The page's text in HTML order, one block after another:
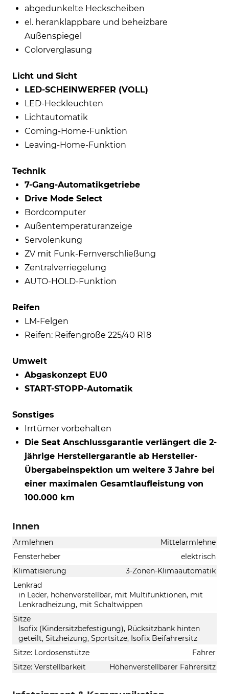
abgedunkelte Heckscheiben
el. heranklappbare und beheizbare
Außenspiegel
Colorverglasung
Licht und Sicht
LED-SCHEINWERFER (VOLL)
LED-Heckleuchten
Lichtautomatik
Coming-Home-Funktion
Leaving-Home-Funktion
Technik
7-Gang-Automatikgetriebe
Drive Mode Select
Bordcomputer
Außentemperaturanzeige
Servolenkung
ZV mit Funk-Fernverschließung
Zentralverriegelung
AUTO-HOLD-Funktion
Reifen
LM-Felgen
Reifen: Reifengröße 225/40 R18
Umwelt
Abgaskonzept EU0
START-STOPP-Automatik
Sonstiges
Irrtümer vorbehalten
Die Seat Anschlussgarantie verlängert die 2-
jährige Herstellergarantie ab Hersteller-
Übergabeinspektion um weitere 3 Jahre bei
einer maximalen Gesamtlaufleistung von
100.000 km
Innen
Armlehnen
Mittelarmlehne
Fensterheber
elektrisch
Klimatisierung
3-Zonen-Klimaautomatik
Lenkrad
in Leder, höhenverstellbar, mit Multifunktionen, mit
Lenkradheizung, mit Schaltwippen
Sitze
Isofix (Kindersitzbefestigung), Rücksitzbank hinten
geteilt, Sitzheizung, Sportsitze, Isofix Beifahrersitz
Sitze: Lordosenstütze
Fahrer
Sitze: Verstellbarkeit
Höhenverstellbarer Fahrersitz